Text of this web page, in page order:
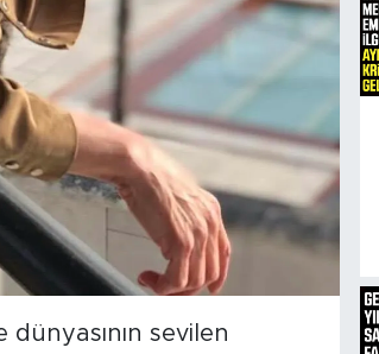
sevilen